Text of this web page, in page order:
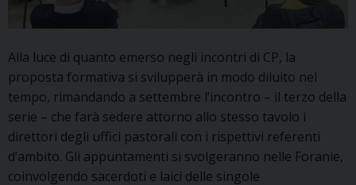
Alla luce di quanto emerso negli incontri di CP, la
proposta formativa si svilupperà in modo diluito nel
tempo, rimandando a settembre l’incontro – il terzo della
serie – che farà sedere attorno allo stesso tavolo i
direttori degli uffici pastorali con i rispettivi referenti
d’ambito. Gli appuntamenti si svolgeranno nelle Foranie,
coinvolgendo sacerdoti e laici delle singole